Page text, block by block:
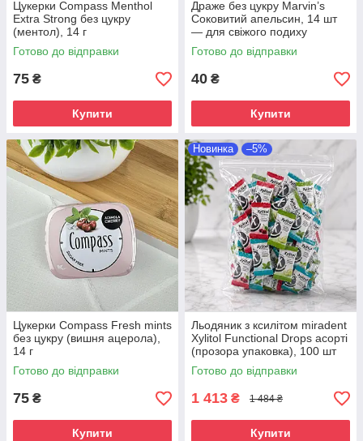
Цукерки Compass Menthol
Extra Strong без цукру
(ментол), 14 г
Готово до відправки
75 ₴
Купити
Драже без цукру Marvin’s
Соковитий апельсин, 14 шт
— для свіжого подиху
Готово до відправки
40 ₴
Купити
Цукерки Compass Fresh mints
без цукру (вишня ацерола),
14 г
Готово до відправки
75 ₴
Купити
Новинка –5%
Льодяник з ксилітом miradent
Xylitol Functional Drops асорті
(прозора упаковка), 100 шт
Готово до відправки
1 413 ₴ 1 484 ₴
Купити